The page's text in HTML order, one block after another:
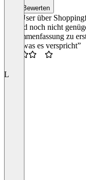
Bewerten
Was User über
Es sind noch nicht
Zusammenfassung zu
“Tut, was es verspricht”
L